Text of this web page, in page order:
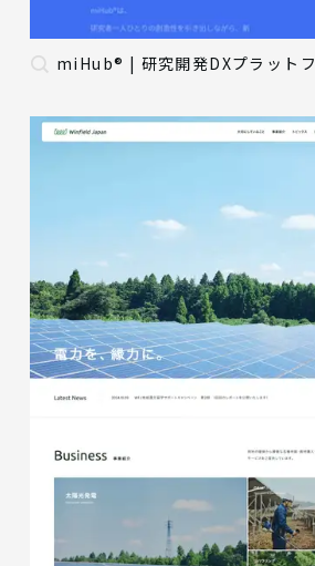
miHub® | 研究開発DXプラット